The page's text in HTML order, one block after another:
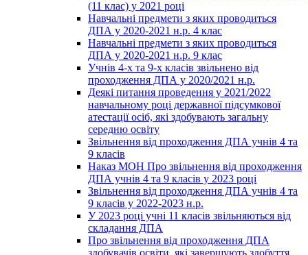
(11 клас) у 2021 році
Навчальні предмети з яких проводиться
ДПА у 2020-2021 н.р. 4 клас
Навчальні предмети з яких проводиться
ДПА у 2020-2021 н.р. 9 клас
Учнів 4-х та 9-х класів звільнено від
проходження ДПА у 2020/2021 н.р.
Деякі питання проведення у 2021/2022
навчальному році державної підсумкової
атестації осіб, які здобувають загальну
середню освіту
Звільнення від проходження ДПА учнів 4 та
9 класів
Наказ МОН Про звільнення від проходження
ДПА учнів 4 та 9 класів у 2023 році
Звільнення від проходження ДПА учнів 4 та
9 класів у 2022-2023 н.р.
У 2023 році учні 11 класів звільняються від
складання ДПА
Про звільнення від проходження ДПА
здобувачів освіти, які завершують здобуття